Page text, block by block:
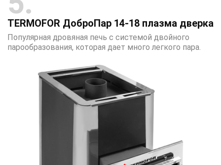
TERMOFOR ДоброПар 14-18 плазма дверка
Популярная дровяная печь с системой двойного
парообразования, которая дает много легкого пара.